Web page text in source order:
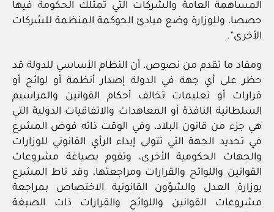
المساهمة العامة والشركات التي تمتلك الحكومة فيها
حصصا، وللوزارة وضع مبادئ الحوكمة المنظمة للشركات
الأخرى”.
ومفاد ما تقدم من نصوص، أن النظام الأساسي للدولة قد
حظر على أي جهة في الدولة إصدار أنظمة أو لوائح أو
قرارات أو تعليمات تخالف أحكام القوانين والمراسيم
السلطانية النافذة أو المعاهدات والاتفاقيات الدولية التي
هي جزء من قانون البلاد، وفي الوقت ذاته فوض المشرع
في تحديد الجهة التي تتولى إبداء الرأي القانوني للوزارات
والجهات الحكومية الأخرى، وتقوم بصياغة مشروعات
القوانين واللوائح والقرارات ومراجعتها، وقد ناط المشرع
بوزارة العدل والشؤون القانونية الاختصاص بمراجعة
مشروعات القوانين واللوائح والقرارات ذات الصبغة